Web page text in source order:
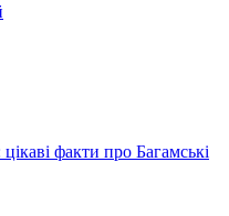
факти про Багамські